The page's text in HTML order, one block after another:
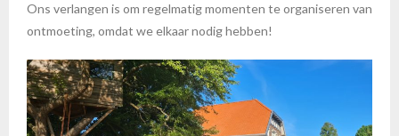
Ons verlangen is om regelmatig momenten te organiseren van
ontmoeting, omdat we elkaar nodig hebben!